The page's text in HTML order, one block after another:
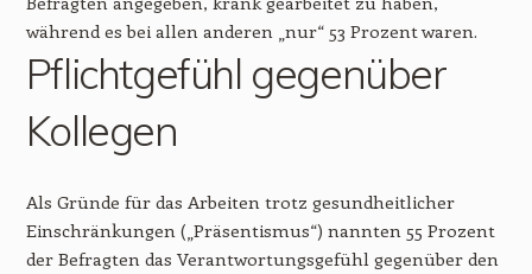
während es bei allen anderen „nur“ 53 Prozent waren.
Pflichtgefühl gegenüber
Kollegen
Als Gründe für das Arbeiten trotz gesundheitlicher
Einschränkungen („Präsentismus“) nannten 55 Prozent
der Befragten das Verantwortungsgefühl gegenüber den